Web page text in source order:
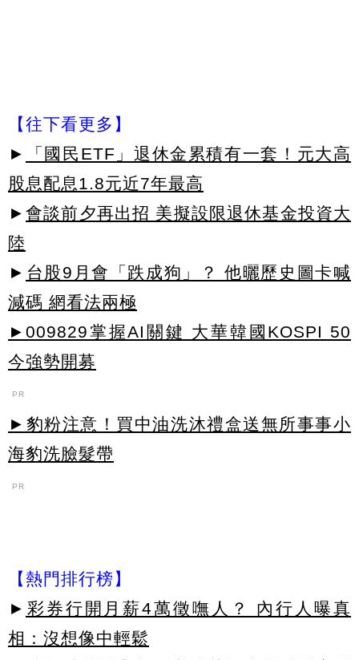
【往下看更多】
►
「國民ETF」退休金累積有一套！元大高
股息配息1.8元近7年最高
► 會談前夕再出招 美擬設限退休基金投資大
陸
► 台股9月會「跌成狗」？ 他曬歷史圖卡喊
減碼 網看法兩極
►009829掌握AI關鍵 大華韓國KOSPI 50
今強勢開募
PR
►豹粉注意！買中油洗沐禮盒送無所事事小
海豹洗臉髮帶
PR
【熱門排行榜】
► 彩券行開月薪4萬徵嘸人？ 內行人曝真
相：沒想像中輕鬆